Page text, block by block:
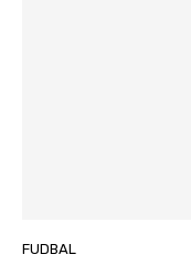
FUDBAL